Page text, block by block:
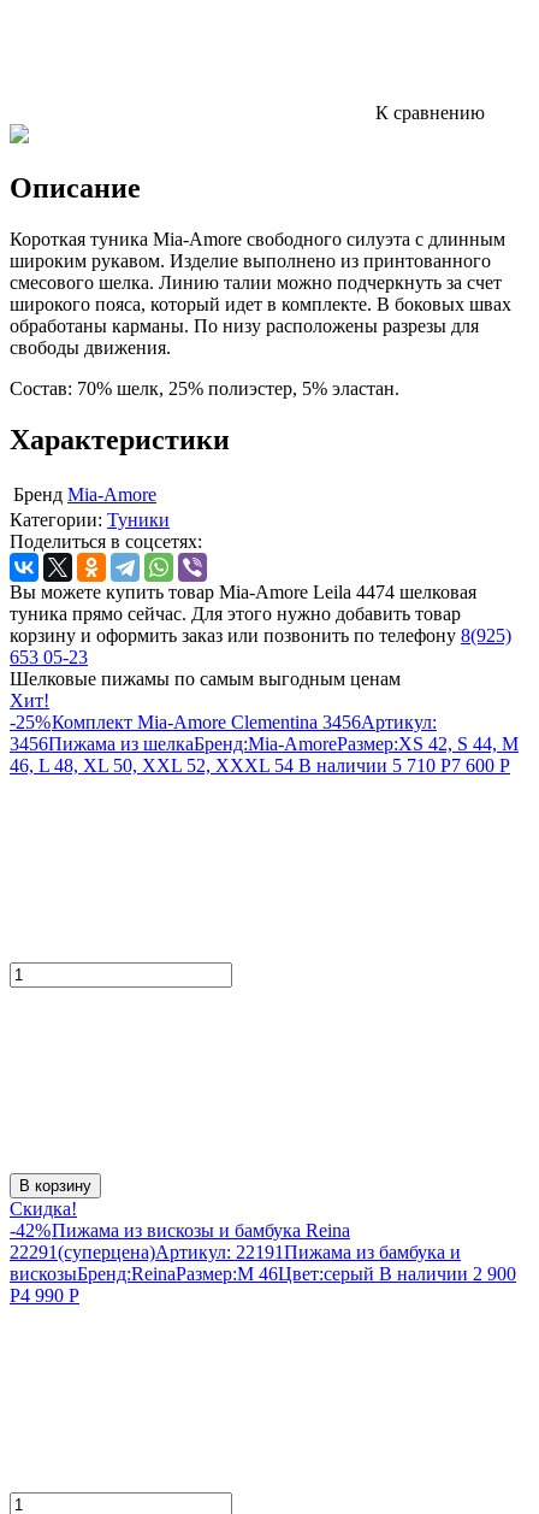
К сравнению
Описание
Короткая туника Mia-Amore свободного силуэта с длинным
широким рукавом. Изделие выполнено из принтованного
смесового шелка. Линию талии можно подчеркнуть за счет
широкого пояса, который идет в комплекте. В боковых швах
обработаны карманы. По низу расположены разрезы для
свободы движения.
Состав: 70% шелк, 25% полиэстер, 5% эластан.
Характеристики
Бренд Mia-Amore
Категории: Туники
Поделиться в соцсетях:
Вы можете купить товар Mia-Amore Leila 4474 шелковая
туника прямо сейчас. Для этого нужно добавить товар
корзину и оформить заказ или позвонить по телефону 8(925)
653 05-23
Шелковые пижамы по самым выгодным ценам
Хит!
-25%Комплект Mia-Amore Clementina 3456Артикул:
3456Пижама из шелкаБренд:Mia-AmoreРазмер:XS 42, S 44, M
46, L 48, XL 50, XXL 52, XXXL 54 В наличии 5 710 Р7 600 Р
В корзину
Скидка!
-42%Пижама из вискозы и бамбука Reina
22291(суперцена)Артикул: 22191Пижама из бамбука и
вискозыБренд:ReinaРазмер:M 46Цвет:серый В наличии 2 900
Р4 990 Р